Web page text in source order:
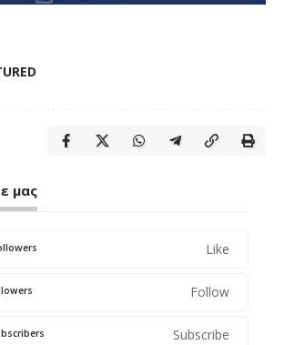
μας
Like
Follow
Subscribe